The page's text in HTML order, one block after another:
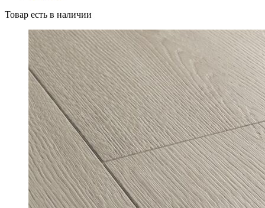
Товар есть в наличии